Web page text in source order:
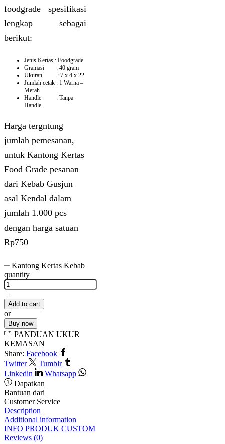
foodgrade spesifikasi
lengkap sebagai
berikut:
Jenis Kertas : Foodgrade
Gramasi : 40 gram
Ukuran : 7 x 4 x 22
Jumlah cetak : 1 Warna –
Merah
Handle : Tanpa
Handle
Harga tergntung
jumlah pemesanan,
untuk Kantong Kertas
Food Grade pesanan
dari Kebab Gusjun
asal Kendal dalam
jumlah 1.000 pcs
dengan harga satuan
Rp750
Kantong Kertas Kebab
quantity
Add to cart
or
Buy now
PANDUAN UKUR
KEMASAN
Share: Facebook
Twitter
Tumblr
Linkedin
Whatsapp
Dapatkan
Bantuan dari
Customer Service
Description
Additional information
INFO PRODUK CUSTOM
Reviews (0)